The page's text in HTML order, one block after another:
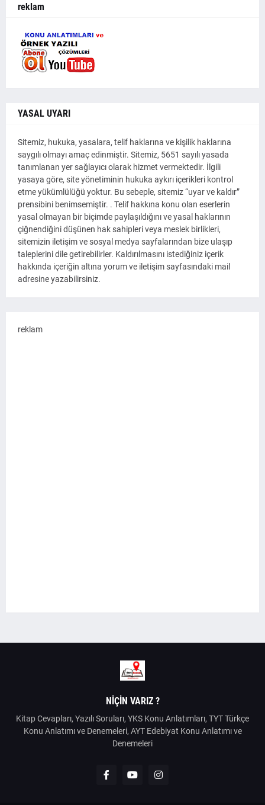
reklam
YASAL UYARI
Sitemiz, hukuka, yasalara, telif haklarına ve kişilik haklarına
saygılı olmayı amaç edinmiştir. Sitemiz, 5651 sayılı yasada
tanımlanan yer sağlayıcı olarak hizmet vermektedir. İlgili
yasaya göre, site yönetiminin hukuka aykırı içerikleri kontrol
etme yükümlülüğü yoktur. Bu sebeple, sitemiz “uyar ve kaldır”
prensibini benimsemiştir. . Telif hakkına konu olan eserlerin
yasal olmayan bir biçimde paylaşıldığını ve yasal haklarının
çiğnendiğini düşünen hak sahipleri veya meslek birlikleri,
sitemizin iletişim ve sosyal medya sayfalarından bize ulaşıp
taleplerini dile getirebilirler. Kaldırılmasını istediğiniz içerik
hakkında içeriğin altına yorum ve iletişim sayfasındaki mail
adresine yazabilirsiniz.
reklam
NIÇIN VARIZ ?
Kitap Cevapları, Yazılı Soruları, YKS Konu Anlatımları, TYT Türkçe
Konu Anlatımı ve Denemeleri, AYT Edebiyat Konu Anlatımı ve
Denemeleri